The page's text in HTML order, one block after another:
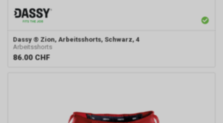
Dassy ® Zion, Arbeitsshorts, Schwarz, 4
Arbeitsshorts
86.00 CHF